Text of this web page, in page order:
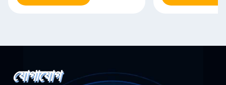
যোগাযোগ